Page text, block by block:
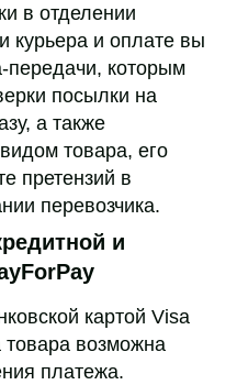
в отделении
курьера и оплате вы
передачи, которым
посылки на
а также
товара, его
претензий в
перевозчика.
и
картой Visa
товара возможна
платежа.